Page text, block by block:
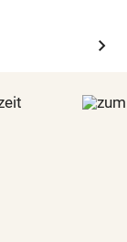
chevron_right